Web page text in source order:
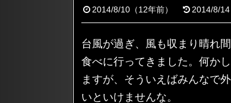
2014/8/10 （12年前） 2014/8/14
台風が過ぎ、風も収まり晴れ
食べに行ってきました。何か
ますが、そういえばみんなで
いといけませんな。